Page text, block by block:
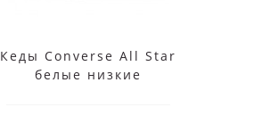
Кеды Converse All Star
белые низкие